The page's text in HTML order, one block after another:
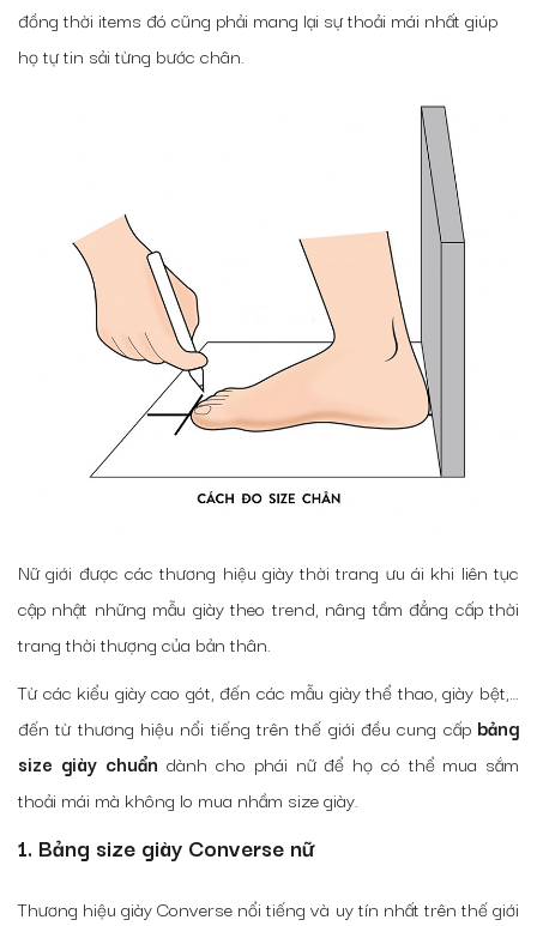
đồng thời items đó cũng phải mang lại sự thoải mái nhất giúp
họ tự tin sải từng bước chân.
Nữ giới được các thương hiệu giày thời trang ưu ái khi liên tục
cập nhật những mẫu giày theo trend, nâng tầm đẳng cấp thời
trang thời thượng của bản thân.
Từ các kiểu giày cao gót, đến các mẫu giày thể thao, giày bệt,…
đến từ thương hiệu nổi tiếng trên thế giới đều cung cấp bảng
size giày chuẩn dành cho phái nữ để họ có thể mua sắm
thoải mái mà không lo mua nhầm size giày.
1. Bảng size giày Converse nữ
Thương hiệu giày Converse nổi tiếng và uy tín nhất trên thế giới